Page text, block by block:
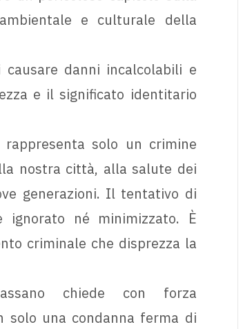
e culturale della
danni incalcolabili e
e il significato identitario
solo un crimine
nostra città, alla salute dei
generazioni. Il tentativo di
ignorato né minimizzato. È
criminale che disprezza la
chiede con forza
solo una condanna ferma di